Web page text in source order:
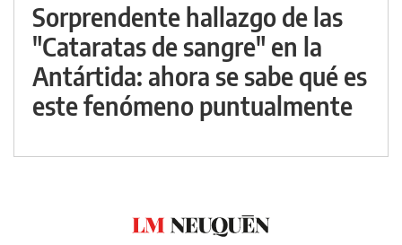
Sorprendente hallazgo de las
"Cataratas de sangre" en la
Antártida: ahora se sabe qué es
este fenómeno puntualmente